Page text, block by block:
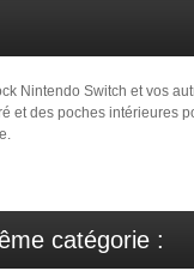
Nintendo Switch et vos
et des poches intérieures
catégorie :